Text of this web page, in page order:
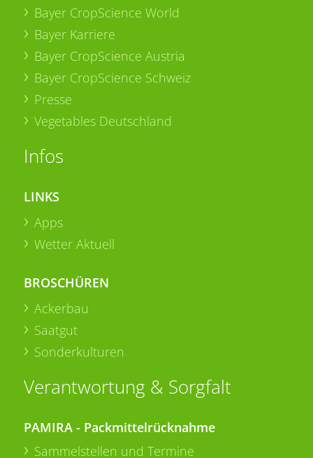
Bayer CropScience World
Bayer Karriere
Bayer CropScience Austria
Bayer CropScience Schweiz
Presse
Vegetables Deutschland
Infos
LINKS
Apps
Wetter Aktuell
BROSCHÜREN
Ackerbau
Saatgut
Sonderkulturen
Verantwortung & Sorgfalt
PAMIRA - Packmittelrücknahme
Sammelstellen und Termine